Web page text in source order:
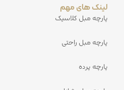
لینک های مهم
پارچه مبل کلاسیک
پارچه مبل راحتی
پارچه پرده